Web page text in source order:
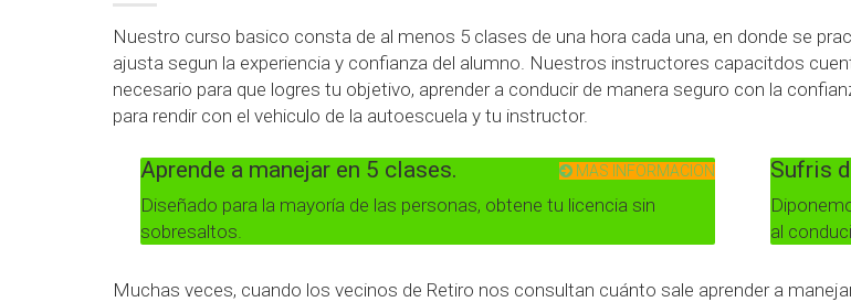
Nuestro curso basico consta de al menos 5 clases de una hora cada una, en donde se
ajusta segun la experiencia y confianza del alumno. Nuestros instructores capacitdos
necesario para que logres tu objetivo, aprender a conducir de manera seguro con la
para rendir con el vehiculo de la autoescuela y tu instructor.
MAS INFORMACION
Aprende a manejar en 5 clases.
Diseñado para la mayoría de las personas, obtene tu licencia sin
sobresaltos.
Sufris
al
Muchas veces, cuando los vecinos de Retiro nos consultan cuánto sale aprender a